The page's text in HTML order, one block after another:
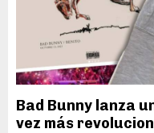
Bad Bunny lanza
vez más